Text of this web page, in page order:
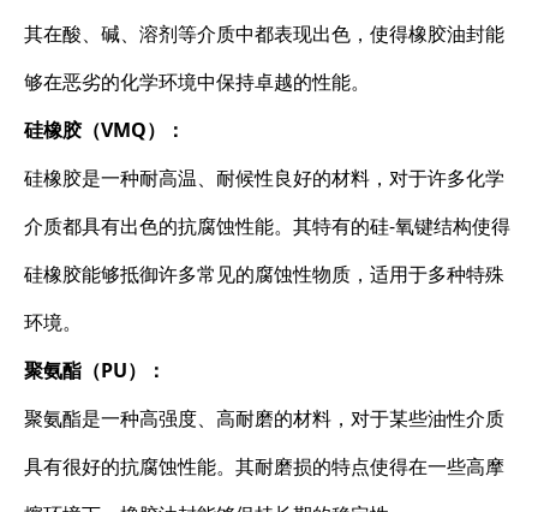
其在酸、碱、溶剂等介质中都表现出色，使得橡胶油封能
够在恶劣的化学环境中保持卓越的性能。
硅橡胶（VMQ）：
硅橡胶是一种耐高温、耐候性良好的材料，对于许多化学
介质都具有出色的抗腐蚀性能。其特有的硅-氧键结构使得
硅橡胶能够抵御许多常见的腐蚀性物质，适用于多种特殊
环境。
聚氨酯（PU）：
聚氨酯是一种高强度、高耐磨的材料，对于某些油性介质
具有很好的抗腐蚀性能。其耐磨损的特点使得在一些高摩